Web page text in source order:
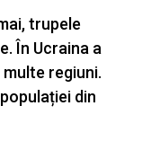
trupele
În Ucraina a
regiuni.
din